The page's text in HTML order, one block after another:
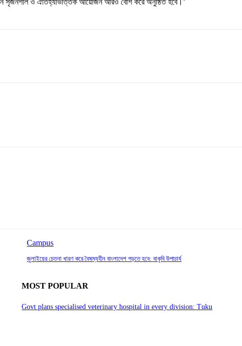
সৃজনশীল ও ঐতিহ্যভিত্তিক আয়োজন আরও বেশি করে অনুষ্ঠিত হবে।’
Campus
জুলাইয়ের চেতনা ধারণ করে বৈষম্যহীন বাংলাদেশ গড়তে হবে: বাকৃবি উপাচার্য
MOST POPULAR
Govt plans specialised veterinary hospital in every division: Tuku